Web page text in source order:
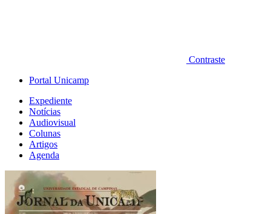
Contraste
Portal Unicamp
Expediente
Notícias
Audiovisual
Colunas
Artigos
Agenda